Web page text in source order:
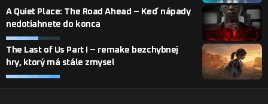
A Quiet Place: The Road Ahead – Keď nápady
nedotiahnete do konca
The Last of Us Part I – remake bezchybnej
hry, ktorý má stále zmysel